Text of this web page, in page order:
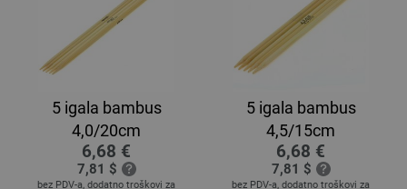
5 igala bambus
4,0/20cm
6,68 €
7,81 $
bez PDV-a, dodatno troškovi za
5 igala bambus
4,5/15cm
6,68 €
7,81 $
bez PDV-a, dodatno troškovi za